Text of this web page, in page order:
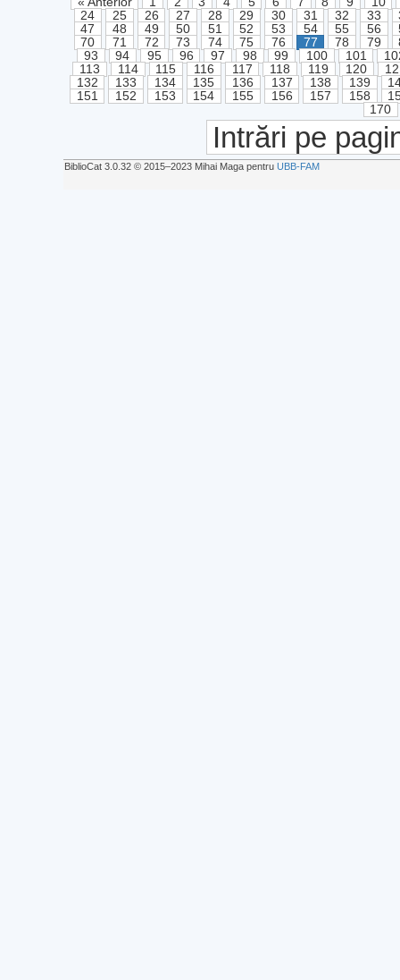
24
25 26 27 28 29 30 31 32 33
47
48 49 50 51 52 53 54 55 56
70
71 72 73 74 75 76 77 78 79
93
94 95 96 97 98 99 100 101
113
114 115 116 117 118 119 120
132
133 134 135 136 137 138 139
151
152 153 154 155 156 157 158
170
Intrări pe
BiblioCat 3.0.32 © 2015‒2023 Mihai Maga pentru UBB-FAM